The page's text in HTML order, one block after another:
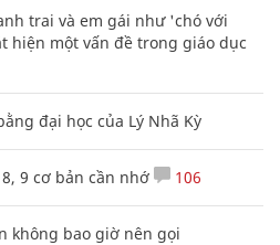
trai và em gái như 'chó với
hiện một vấn đề trong giáo dục
đại học của Lý Nhã Kỳ
9 cơ bản cần nhớ 106
không bao giờ nên gọi